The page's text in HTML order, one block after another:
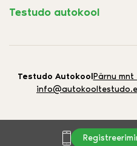
Testudo autokool
Testudo AutokoolPärnu mnt